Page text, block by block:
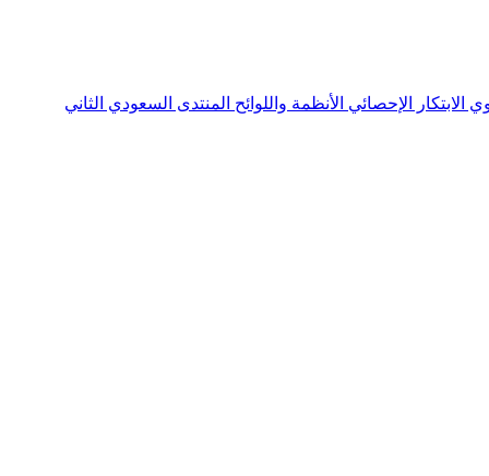
الابتكار الإحصائي الأنظمة واللوائح المنتدى السعودي الثاني